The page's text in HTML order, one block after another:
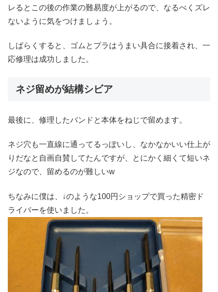
レるとこの後の作業の難易度が上がるので、なるべくズレ
ないように気をつけましょう。
しばらくすると、ゴムとプラはうまい具合に接着され、一
応修理は成功しました。
ネジ留めが結構シビア
最後に、修理したバンドと本体をねじで留めます。
ネジ穴も一直線に通ってるっぽいし、なかなかいい仕上が
りだなと自画自賛してたんですが、とにかく細くて短いネ
ジなので、留めるのが難しいw
ちなみに僕は、↓のような100円ショップで買った精密ド
ライバーを使いました。